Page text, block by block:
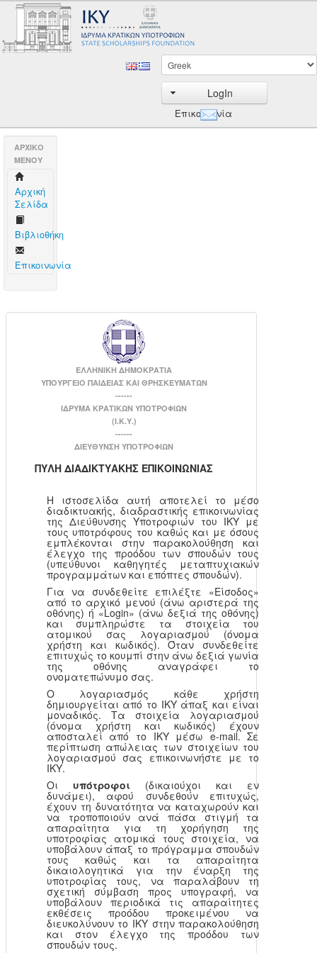
LogIn
Επικοινωνία
AΡΧΙΚΟ
ΜΕΝΟΥ
Aρχική
Σελίδα
Βιβλιοθήκη
Επικοινωνία
ΕΛΛΗΝΙΚΗ ΔΗΜΟΚΡΑΤΙΑ
ΥΠΟΥΡΓΕΙΟ ΠΑΙΔΕΙΑΣ ΚΑΙ ΘΡΗΣΚΕΥΜΑΤΩΝ
------
ΙΔΡΥΜΑ ΚΡΑΤΙΚΩΝ ΥΠΟΤΡΟΦΙΩΝ
(Ι.Κ.Υ.)
------
ΔΙΕΥΘΥΝΣΗ ΥΠΟΤΡΟΦΙΩΝ
ΠΥΛΗ ΔΙΑΔΙΚΤΥΑΚΗΣ ΕΠΙΚΟΙΝΩΝΙΑΣ
Η ιστοσελίδα αυτή αποτελεί το μέσο
διαδικτυακής, διαδραστικής επικοινωνίας
της Διεύθυνσης Υποτροφιών του ΙΚΥ με
τους υποτρόφους του καθώς και με όσους
εμπλέκονται στην παρακολούθηση και
έλεγχο της προόδου των σπουδών τους
(υπεύθυνοι καθηγητές μεταπτυχιακών
προγραμμάτων και επόπτες σπουδών).
Για να συνδεθείτε επιλέξτε «Είσοδος»
από το αρχικό μενού (άνω αριστερά της
οθόνης) ή «Login» (άνω δεξιά της οθόνης)
και συμπληρώστε τα στοιχεία του
ατομικού σας λογαριασμού (όνομα
χρήστη και κωδικός). Όταν συνδεθείτε
επιτυχώς το κουμπί στην άνω δεξιά γωνία
της οθόνης αναγράφει το
ονοματεπώνυμο σας.
Ο λογαριασμός κάθε χρήστη
δημιουργείται από το ΙΚΥ άπαξ και είναι
μοναδικός. Τα στοιχεία λογαριασμού
(όνομα χρήστη και κωδικός) έχουν
αποσταλεί από το ΙΚΥ μέσω e-mail. Σε
περίπτωση απώλειας των στοιχείων του
λογαριασμού σας επικοινωνήστε με το
ΙΚΥ.
Οι υπότροφοι(δικαιούχοι και εν
δυνάμει), αφού συνδεθούν επιτυχώς,
έχουν τη δυνατότητα να καταχωρούν και
να τροποποιούν ανά πάσα στιγμή τα
απαραίτητα για τη χορήγηση της
υποτροφίας ατομικά τους στοιχεία, να
υποβάλουν άπαξ το πρόγραμμα σπουδών
τους καθώς και τα απαραίτητα
δικαιολογητικά για την έναρξη της
υποτροφίας τους, να παραλάβουν τη
σχετική σύμβαση προς υπογραφή, να
υποβάλουν περιοδικά τις απαραίτητες
εκθέσεις προόδου προκειμένου να
διευκολύνουν το ΙΚΥ στην παρακολούθηση
και στον έλεγχο της προόδου των
σπουδών τους.